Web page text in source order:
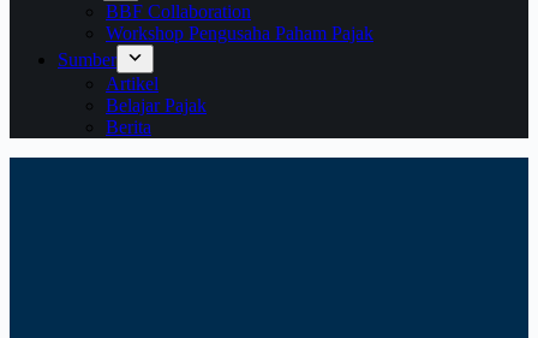
BBF Collaboration
Workshop Pengusaha Paham Pajak
Sumber
Artikel
Belajar Pajak
Berita